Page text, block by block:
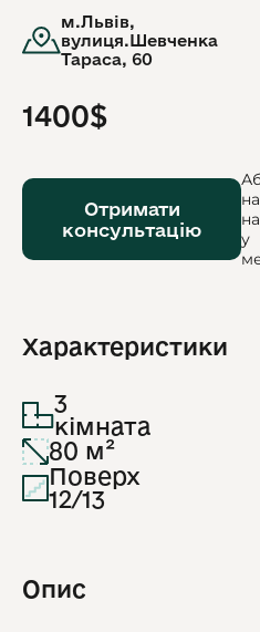
м.Львів,
вулиця.Шевченка
Тараса, 60
1400$
Отримати
консультацію
у
Характеристики
3
кімната
80 м²
Поверх
12/13
Опис